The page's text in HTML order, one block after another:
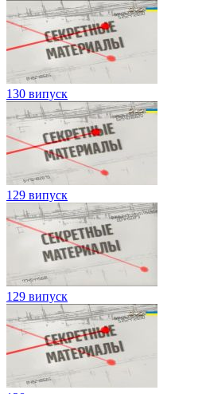
130 випуск
129 випуск
129 випуск